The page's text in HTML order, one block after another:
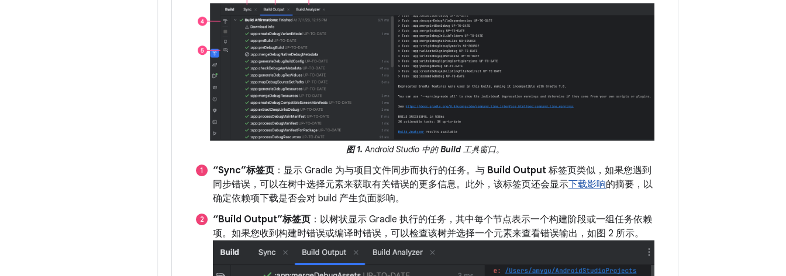
图 1. Android Studio 中的Build工具窗口。
“Sync”标签页 ：显示 Gradle 为与项目文件同步而执行的任务。与 Build Output 标签页类似，如果您遇到
同步错误，可以在树中选择元素来获取有关错误的更多信息。此外，该标签页还会显示下载影响的摘要，以
确定依赖项下载是否会对 build 产生负面影响。
“Build Output”标签页 ：以树状显示 Gradle 执行的任务，其中每个节点表示一个构建阶段或一组任务依赖
项。如果您收到构建时错误或编译时错误，可以检查该树并选择一个元素来查看错误输出，如图 2 所示。